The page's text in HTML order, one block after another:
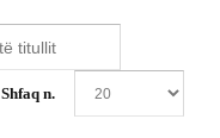
Shfaq n.